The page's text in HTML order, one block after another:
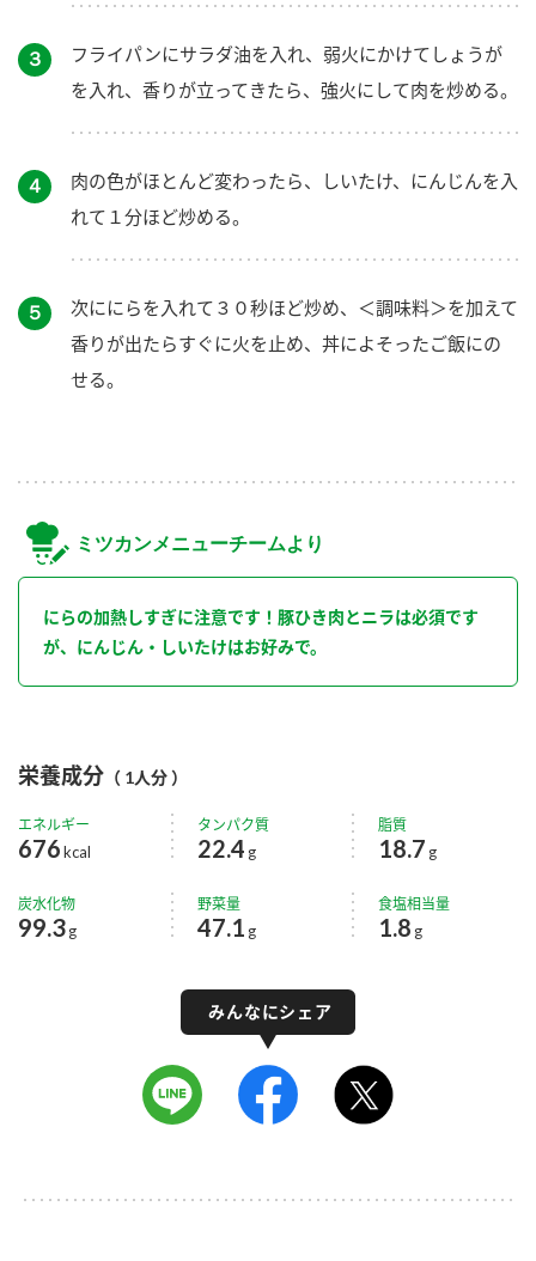
３
フライパンにサラダ油を入れ、弱火にかけてしょうが
を入れ、香りが立ってきたら、強火にして肉を炒める。
４
肉の色がほとんど変わったら、しいたけ、にんじんを入
れて１分ほど炒める。
５
次ににらを入れて３０秒ほど炒め、＜調味料＞を加えて
香りが出たらすぐに火を止め、丼によそったご飯にの
せる。
ミツカンメニューチームより
にらの加熱しすぎに注意です！豚ひき肉とニラは必須です
が、にんじん・しいたけはお好みで。
栄養成分 （ 1人分 ）
エネルギー
676kcal
タンパク質
22.4 g
脂質
18.7 g
炭水化物
99.3g
野菜量
47.1 g
食塩相当量
1.8 g